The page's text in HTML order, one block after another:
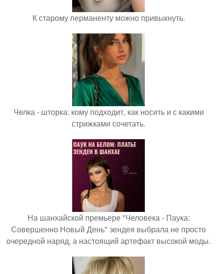
К старому перманенту можно привыкнуть.
Челка - шторка: кому подходит, как носить и с какими
стрижками сочетать.
На шанхайской премьере "Человека - Паука:
Совершенно Новый День" зендея выбрала не просто
очередной наряд, а настоящий артефакт высокой моды.